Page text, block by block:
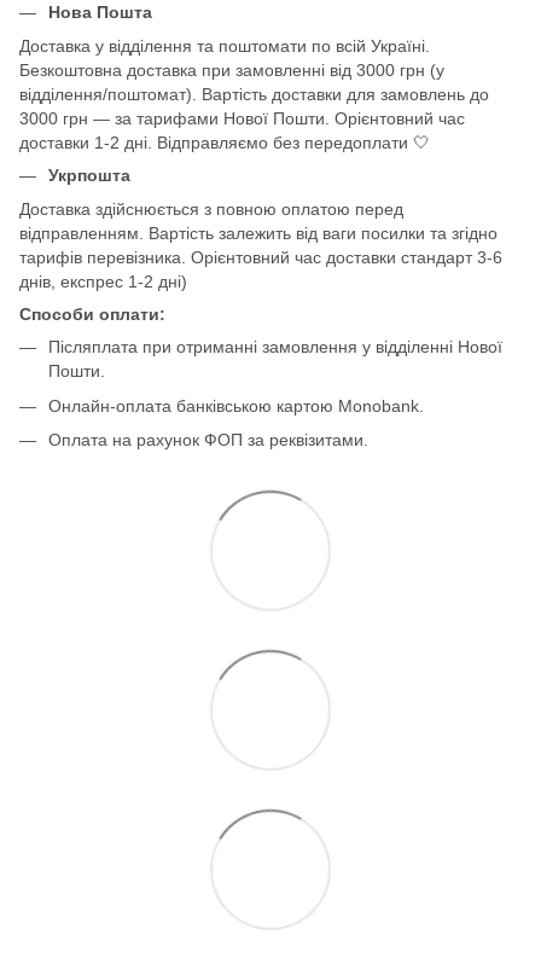
Нова Пошта
Доставка у відділення та поштомати по всій Україні.
Безкоштовна доставка при замовленні від 3000 грн (у
відділення/поштомат). Вартість доставки для замовлень до
3000 грн — за тарифами Нової Пошти. Орієнтовний час
доставки 1-2 дні. Відправляємо без передоплати 🤍
Укрпошта
Доставка здійснюється з повною оплатою перед
відправленням. Вартість залежить від ваги посилки та згідно
тарифів перевізника. Орієнтовний час доставки стандарт 3-6
днів, експрес 1-2 дні)
Способи оплати:
Післяплата при отриманні замовлення у відділенні Нової
Пошти.
Онлайн-оплата банківською картою Monobank.
Оплата на рахунок ФОП за реквізитами.